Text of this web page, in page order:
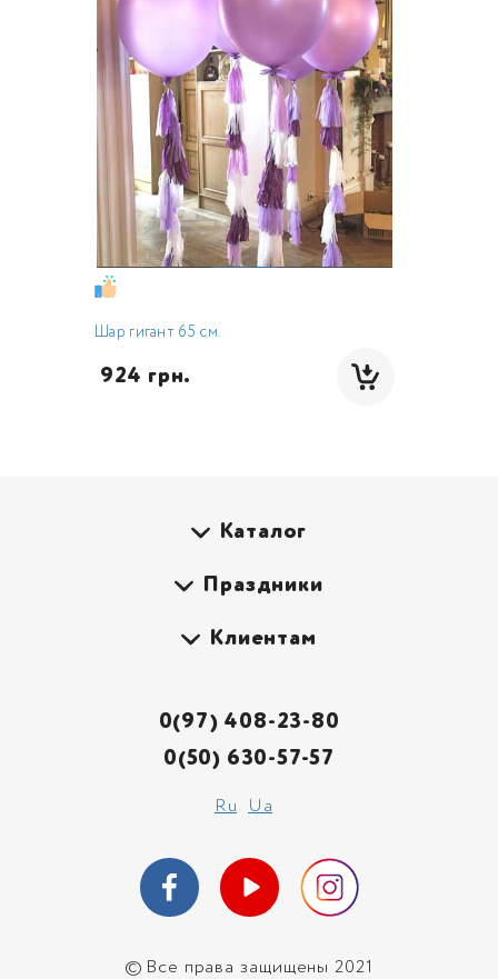
Шар гигант 65 см.
924 грн.
©Все права защищены 2021
Каталог
Праздники
Клиентам
0(97) 408-23-80
0(50) 630-57-57
Ru Ua